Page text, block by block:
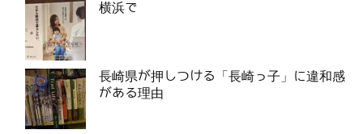
横浜で
長崎県が押しつける「長崎っ子」に違和感
がある理由